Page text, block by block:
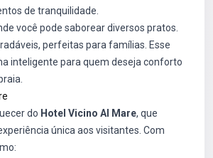
de tranquilidade.
você pode saborear diversos pratos.
perfeitas para famílias. Esse
inteligente para quem deseja conforto
do Hotel Vicino Al Mare, que
única aos visitantes. Com